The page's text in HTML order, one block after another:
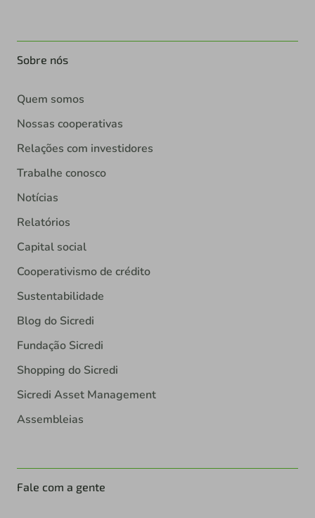
Sobre nós
Quem somos
Nossas cooperativas
Relações com investidores
Trabalhe conosco
Notícias
Relatórios
Capital social
Cooperativismo de crédito
Sustentabilidade
Blog do Sicredi
Fundação Sicredi
Shopping do Sicredi
Sicredi Asset Management
Assembleias
Fale com a gente